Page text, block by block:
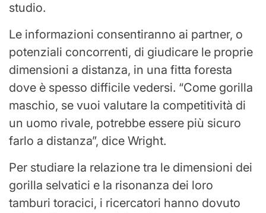
studio.
Le informazioni consentiranno ai partner, o
potenziali concorrenti, di giudicare le proprie
dimensioni a distanza, in una fitta foresta
dove è spesso difficile vedersi. “Come gorilla
maschio, se vuoi valutare la competitività di
un uomo rivale, potrebbe essere più sicuro
farlo a distanza”, dice Wright.
Per studiare la relazione tra le dimensioni dei
gorilla selvatici e la risonanza dei loro
tamburi toracici, i ricercatori hanno dovuto